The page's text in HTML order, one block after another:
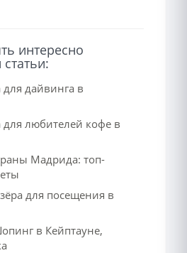
интересно
дайвинга в
любителей кофе в
Мадрида: топ-
для посещения в
в Кейптауне,